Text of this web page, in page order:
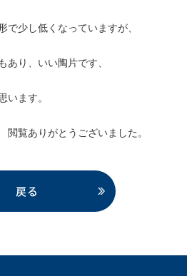
少し低くなっていますが、
り、いい陶片です、
ます。
覧ありがとうございました。
戻る